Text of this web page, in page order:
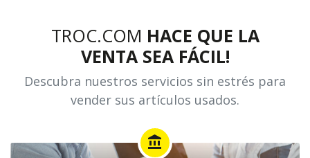
TROC.COM HACE QUE LA
VENTA SEA FÁCIL!
Descubra nuestros servicios sin estrés para
vender sus artículos usados.
account_balance